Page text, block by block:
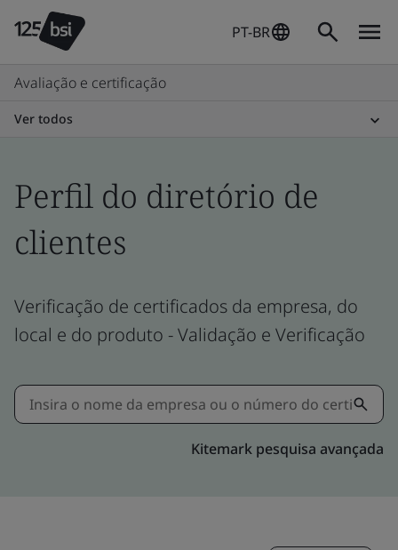
PT-BR
Avaliação e certificação
Ver todos
Perfil do diretório de
clientes
Verificação de certificados da empresa, do
local e do produto - Validação e Verificação
Kitemark pesquisa avançada